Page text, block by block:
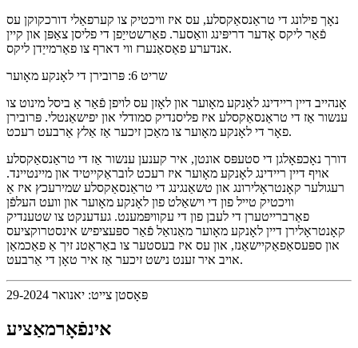
נאָך פילונג די טראַנסאַקסלע, עס איז וויכטיק צו קערפאַלי דורכקוקן עס
פֿאַר ליקס אָדער דריפּינג וואַסער. פאַרשטייַפן די פליסן צאַפּן און קיין
אנדערע פאַסאַנערז ווי דארף צו פאַרמייַדן ליקס.
שריט 6: פּרובירן די לאָנקע מאָוער
אָנהייב דיין ריידינג לאָנקע מאָוער און לאָזן עס לויפן פֿאַר אַ ביסל מינוט צו
ענשור אַז די טראַנסאַקסלע איז פליסנדיק סמודלי און יפישאַנטלי. פּרובירן
פאָר די לאָנקע מאָוער צו מאַכן זיכער אַז אַלץ אַרבעט רעכט.
דורך נאָכפאָלגן די סטעפּס אונטן, איר קענען ענשור אַז די טראַנסאַקסלע
אויף דיין ריידינג לאָנקע מאָוער איז רעכט לובראַקייטיד און מיינטיינד.
רעגולער קאָנטראָלירונג און טשאַנגינג די טראַנסאַקסלע שמירעכץ איז אַ
וויכטיק טייל פון די וישאַלט פון לאָנקע מאָוער און וועט העלפֿן
פאַרברייטערן די לעבן פון די עקוויפּמענט. געדענקט צו שטענדיק
קאָנטראָלירן דיין לאָנקע מאָוער מאַנואַל פֿאַר ספּעציפיש אינסטרוקציעס
און ספּעסאַפאַקיישאַנז, און עס איז בעסטער צו באַראַטנ זיך אַ פאַכמאַן
אויב איר זענט נישט זיכער אַז איר טאָן די אַרבעט.
פּאָסטן צייט: יאנואר 29-2024
אינפֿאָרמאַציע